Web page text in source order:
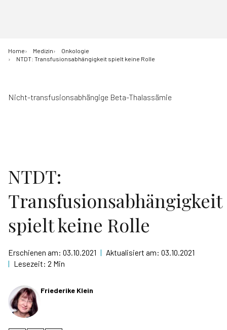
Home Medizin
Onkologie
NTDT: Transfusionsabhängigkeit spielt keine Rolle
Nicht-transfusionsabhängige Beta-Thalassämie
NTDT:
Transfusionsabhängigkeit
spielt keine Rolle
Erschienen am: 03.10.2021 | Aktualisiert am: 03.10.2021
| Lesezeit: 2 Min
Friederike Klein